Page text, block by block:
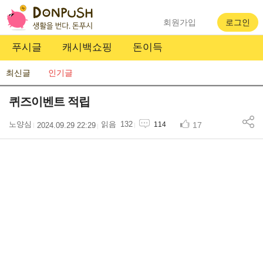
푸시글 캐시백쇼핑 돈이득
회원가입 로그인
최신글 인기글
퀴즈이벤트 적립
노양심 2024.09.29 22:29 132 114 17